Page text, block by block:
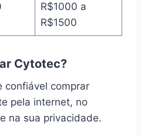
R$1000 a
R$1500
Cytotec?
confiável comprar
pela internet, no
na sua privacidade.